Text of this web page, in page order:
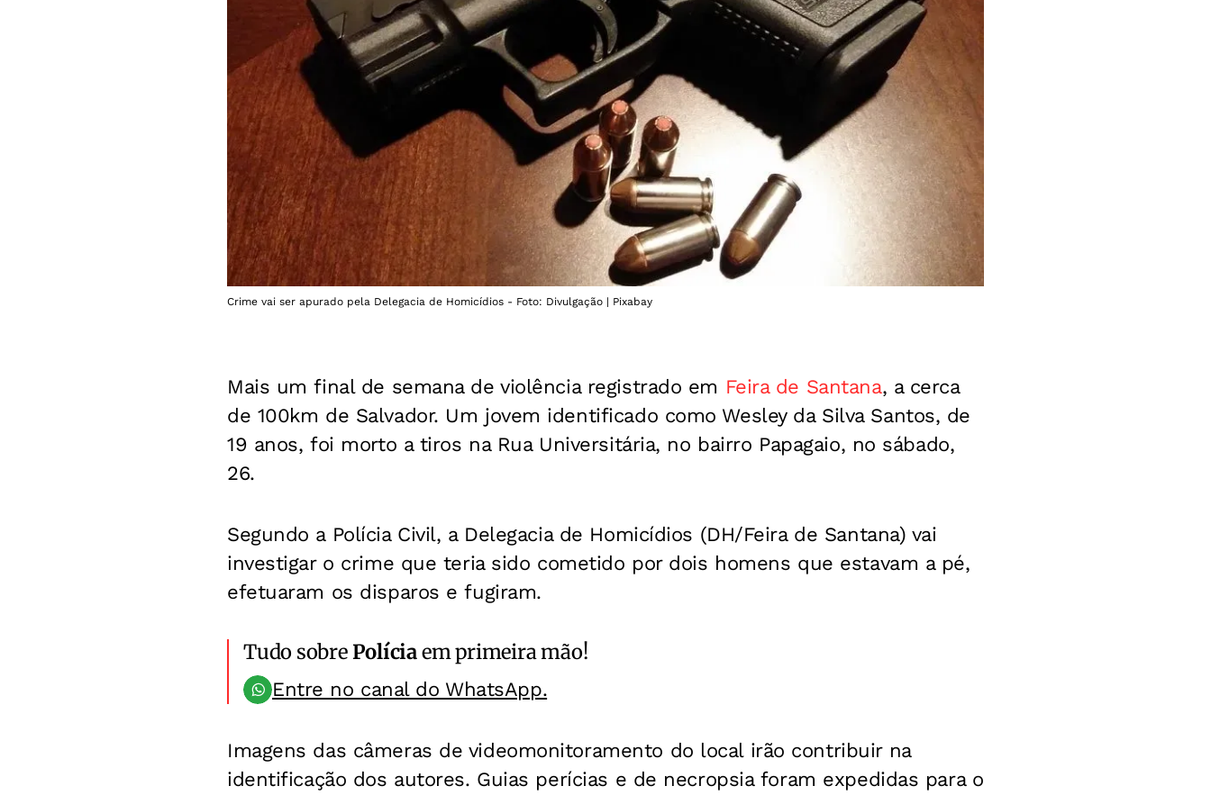
Crime vai ser apurado pela Delegacia de Homicídios - Foto: Divulgação | Pixabay
Mais um final de semana de violência registrado em Feira de Santana, a cerca
de 100km de Salvador. Um jovem identificado como Wesley da Silva Santos, de
19 anos, foi morto a tiros na Rua Universitária, no bairro Papagaio, no sábado,
26.
Segundo a Polícia Civil, a Delegacia de Homicídios (DH/Feira de Santana) vai
investigar o crime que teria sido cometido por dois homens que estavam a pé,
efetuaram os disparos e fugiram.
Tudo sobre Políciaem primeira mão!
Entre no canal do WhatsApp.
Imagens das câmeras de videomonitoramento do local irão contribuir na
identificação dos autores. Guias perícias e de necropsia foram expedidas para o